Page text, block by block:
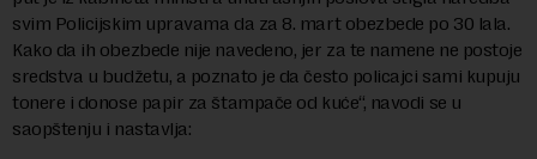
svim Policijskim upravama da za 8. mart obezbede po 30 lala.
Kako da ih obezbede nije navedeno, jer za te namene ne postoje
sredstva u budžetu, a poznato je da često policajci sami kupuju
tonere i donose papir za štampače od kuće“, navodi se u
saopštenju i nastavlja: